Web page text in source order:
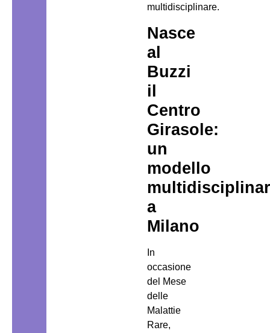
multidisciplinare.
Nasce
al
Buzzi
il
Centro
Girasole:
un
modello
a
Milano
In
occasione
del Mese
delle
Malattie
Rare,